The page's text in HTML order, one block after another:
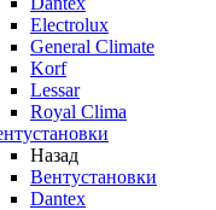
Electrolux
General Climate
Korf
Lessar
Royal Clima
Назад
Вентустановки
Dantex